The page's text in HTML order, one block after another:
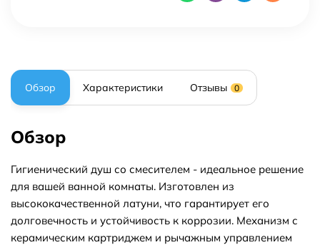
Обзор Характеристики Отзывы 0
Обзор
Гигиенический душ со смесителем - идеальное решение
для вашей ванной комнаты. Изготовлен из
высококачественной латуни, что гарантирует его
долговечность и устойчивость к коррозии. Механизм с
керамическим картриджем и рычажным управлением